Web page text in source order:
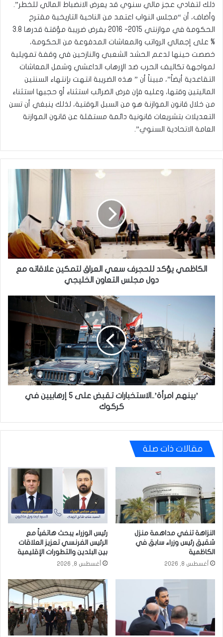
ذلك لتفادي عجز مالي سنوي قد يعرض الانضباط المالي للخطر”.
وأضاف، أن “مجلس النواب اعتمد من الناحية التاريخية مقترح
الحكومة في موازنتي 2015- 2016 بفرض ضريبة مؤقتة قدرها 3.8
% على إجمالي الرواتب والمعاشات المدفوعة من الحكومة،
خصصت حينها لدعم الحشد الشعبي والنازحين في وقفة تمويلية
لمواجهة تكاليف الحرب ضد الإرهاب الداعشي وشمل المعاشات
التقاعدية أيضاً”، مبيناً أن ” هذه الضريبة انتهت بإنتهاء السنتين
الماليتين وقتها، وعليه فإن فرض الضرائب استثناء أو حجبها استثناء
من خلال قانون الموازنة هو من السبل الوقتية، لذلك ينبغي أن تسن
التعديلات بتشريعات قانونية دائمة مستقلة عن قانون الموازنة
العامة الاتحادية السنوي”.
العراق
لتمكين
علاقاته
مع
دول
مجلسالكاظمي يؤكد للحجرف سعي العراق لتمكين علاقاته مع
دول مجلس التعاون الخليجي
على
5
إرهابيين
في
كركوك
’بينهم امرأة’..الاستخبارات تقبض على 5 إرهابيين في
كركوك
مقالات ذات صلة
النزاهة تنفي مداهمة منزل
شقيق رئيس وزراء سابق في
الكاظمية
أغسطس 8, 2026
رئيس الوزراء يبحث هاتفياً مع
الرئيس الفرنسي تعزيز العلاقات
بين البلدين والتطورات الإقليمية
أغسطس 8, 2026